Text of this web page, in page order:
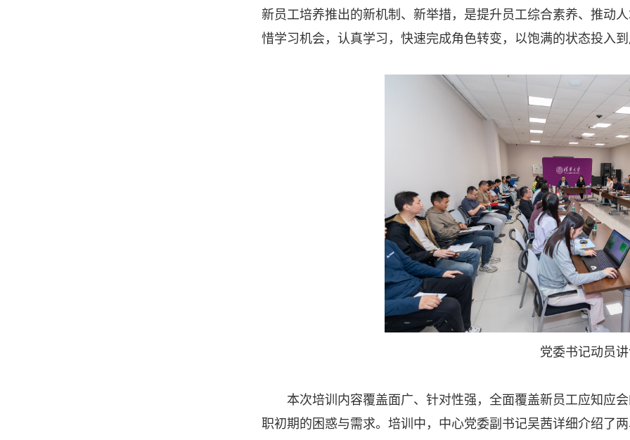
新员工培养推出的新机制、新举措，是提升员工综合素养、推动
惜学习机会，认真学习，快速完成角色转变，以饱满的状态投入
党委书记动员
本次培训内容覆盖面广、针对性强，全面覆盖新员工应知应
职初期的困惑与需求。培训中，中心党委副书记吴茜详细介绍了